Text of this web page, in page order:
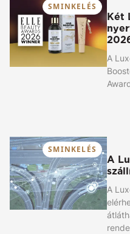
SMINKELÉS
Két
A
SMINKELÉS
A
A